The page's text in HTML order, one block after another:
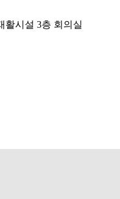
활시설 3층 회의실